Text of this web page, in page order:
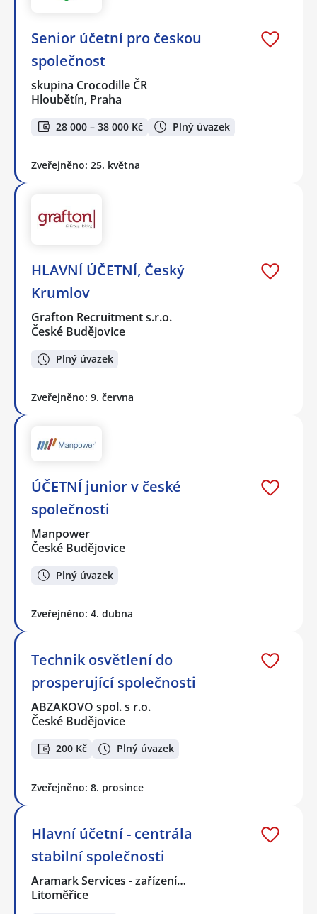
Senior účetní pro českou
společnost
skupina Crocodille ČR
Hloubětín, Praha
28 000 – 38 000 Kč Plný úvazek
Zveřejněno: 25. května
HLAVNÍ ÚČETNÍ, Český
Krumlov
Grafton Recruitment s.r.o.
České Budějovice
Plný úvazek
Zveřejněno: 9. června
ÚČETNÍ junior v české
společnosti
Manpower
České Budějovice
Plný úvazek
Zveřejněno: 4. dubna
Technik osvětlení do
prosperující společnosti
ABZAKOVO spol. s r.o.
České Budějovice
200 Kč Plný úvazek
Zveřejněno: 8. prosince
Hlavní účetní - centrála
stabilní společnosti
Aramark Services - zařízení…
Litoměřice